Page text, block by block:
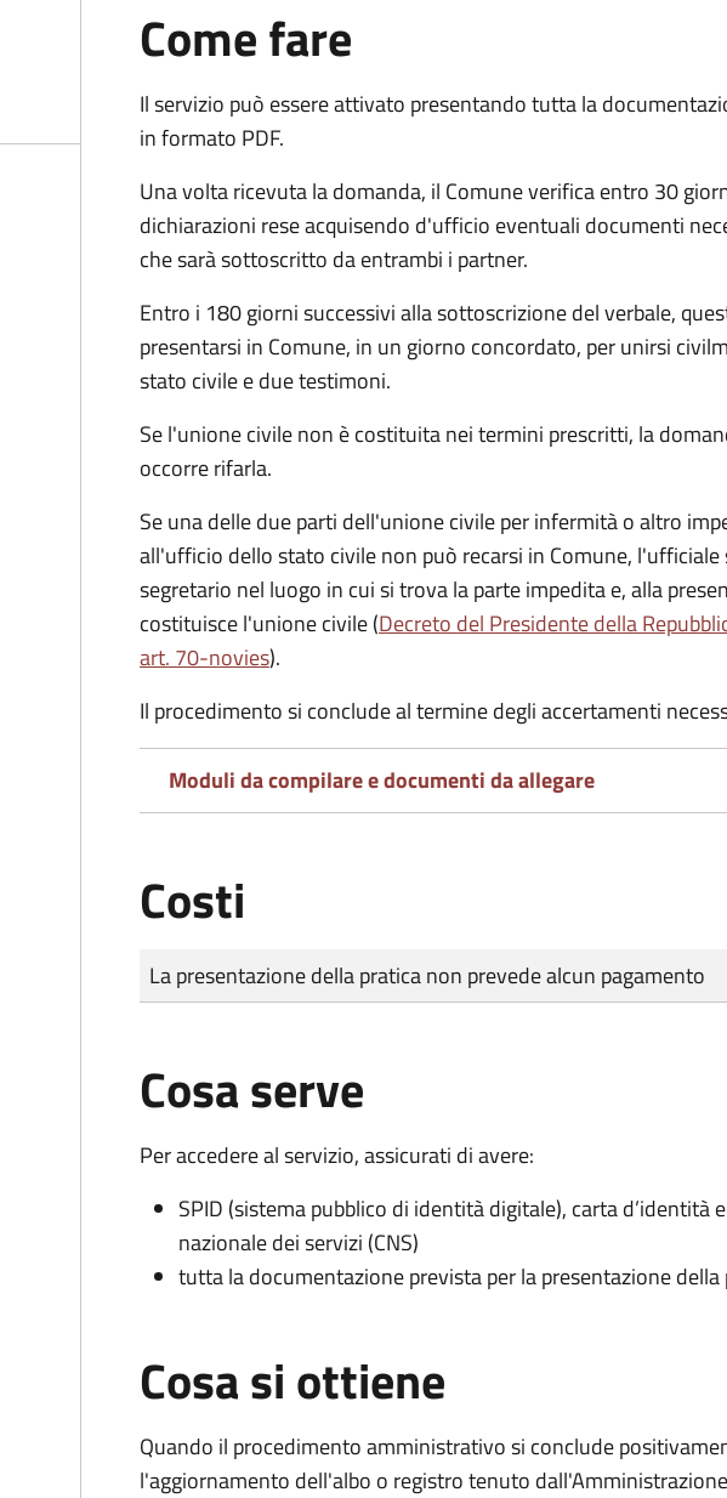
Come fare
Il servizio può essere attivato presentando tutta la
in formato PDF.
Una volta ricevuta la domanda, il Comune verifica entro 30
dichiarazioni rese acquisendo d'ufficio eventuali documenti
che sarà sottoscritto da entrambi i partner.
Entro i 180 giorni successivi alla sottoscrizione del verbale,
presentarsi in Comune, in un giorno concordato, per unirsi
stato civilee due testimoni.
Se l'unione civile non è costituita nei termini prescritti, la
occorre rifarla.
Se una delle due parti dell'unione civile per infermità o altro
all'ufficio dello stato civile non può recarsi in Comune, l'ufficiale
segretario nel luogo in cui si trova la parte impedita e, alla
costituisce l'unione civile (Decreto del Presidente della
art. 70-novies).
Il procedimento si conclude al termine degli accertamenti
Moduli da compilare e documenti da allegare
Costi
Tipo di pagamento
Importo
La presentazione della pratica non prevede alcun pagamento
Cosa serve
Per accedere al servizio, assicurati di avere:
SPID (sistema pubblico di identità digitale), carta d’identità
nazionale dei servizi (CNS)
tutta la documentazione prevista per la presentazione della
Cosa si ottiene
Quando il procedimento amministrativo si conclude
l'aggiornamento dell'albo o registro tenuto dall'Amministrazione